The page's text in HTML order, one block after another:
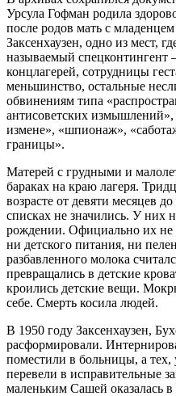
Урсула Гофман родила
после родов мать с
Заксенхаузен, одно из мест,
называемый спецконтингент
концлагерей, сотрудницы
меньшинство, остальные
обвинениям типа
антисоветских измышлений»,
измене», «шпионаж»,
границы».
Матерей с грудными и
бараках на краю лагеря.
возрасте от девяти месяцев
списках не значились. У них
рождении. Официально их не
ни детского питания, ни
разбавленного молока
превращались в детские
кроились детские вещи.
себе. Смерть косила людей.
В 1950 году Заксенхаузен,
расформировали.
поместили в больницы, а тех,
перевели в исправительные
маленьким Сашей оказалась в